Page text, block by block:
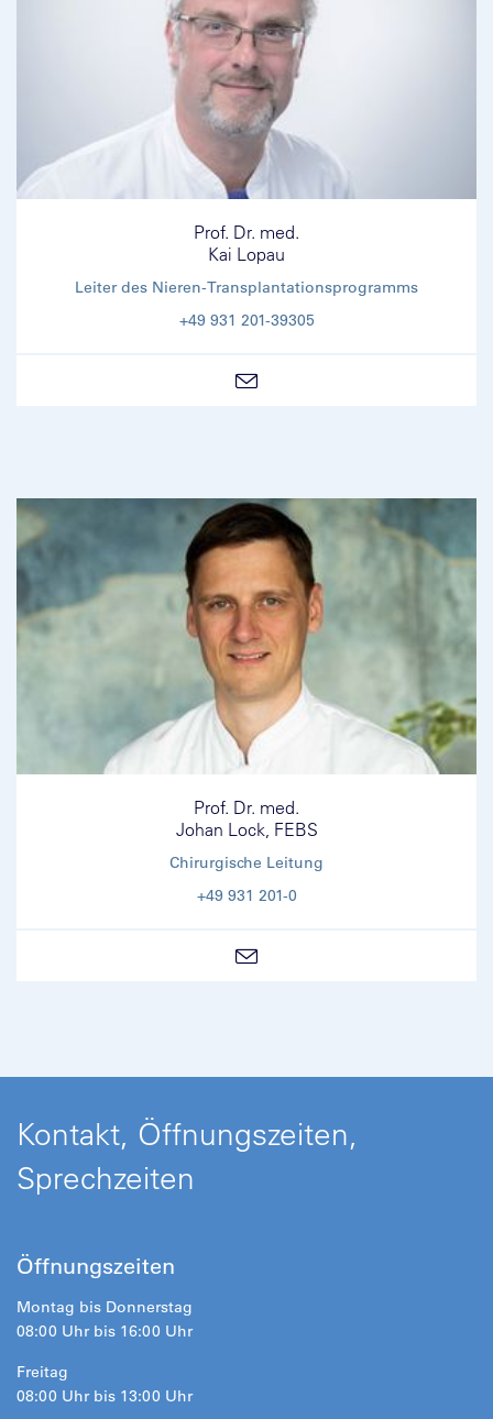
Prof. Dr. med.
Kai Lopau
Leiter des Nieren-Transplantationsprogramms
+49 931 201-39305
Prof. Dr. med.
Johan Lock, FEBS
Chirurgische Leitung
+49 931 201-0
Kontakt, Öffnungszeiten,
Sprechzeiten
Öffnungszeiten
Montag bis Donnerstag
08:00 Uhr bis 16:00 Uhr
Freitag
08:00 Uhr bis 13:00 Uhr